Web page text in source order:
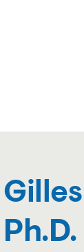
Ph.D.